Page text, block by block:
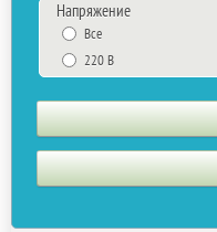
Напряжение
Все
220 В